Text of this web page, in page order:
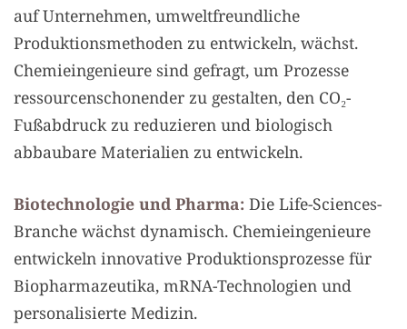
auf Unternehmen, umweltfreundliche
Produktionsmethoden zu entwickeln, wächst.
Chemieingenieure sind gefragt, um Prozesse
ressourcenschonender zu gestalten, den CO₂-
Fußabdruck zu reduzieren und biologisch
abbaubare Materialien zu entwickeln.
Biotechnologie und Pharma: Die Life-Sciences-
Branche wächst dynamisch. Chemieingenieure
entwickeln innovative Produktionsprozesse für
Biopharmazeutika, mRNA-Technologien und
personalisierte Medizin.